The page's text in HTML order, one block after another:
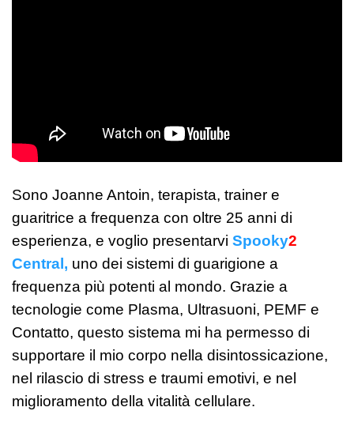
Sono Joanne Antoin, terapista, trainer e
guaritrice a frequenza con oltre 25 anni di
esperienza, e voglio presentarvi Spooky2
Central, uno dei sistemi di guarigione a
frequenza più potenti al mondo. Grazie a
tecnologie come Plasma, Ultrasuoni, PEMF e
Contatto, questo sistema mi ha permesso di
supportare il mio corpo nella disintossicazione,
nel rilascio di stress e traumi emotivi, e nel
miglioramento della vitalità cellulare.